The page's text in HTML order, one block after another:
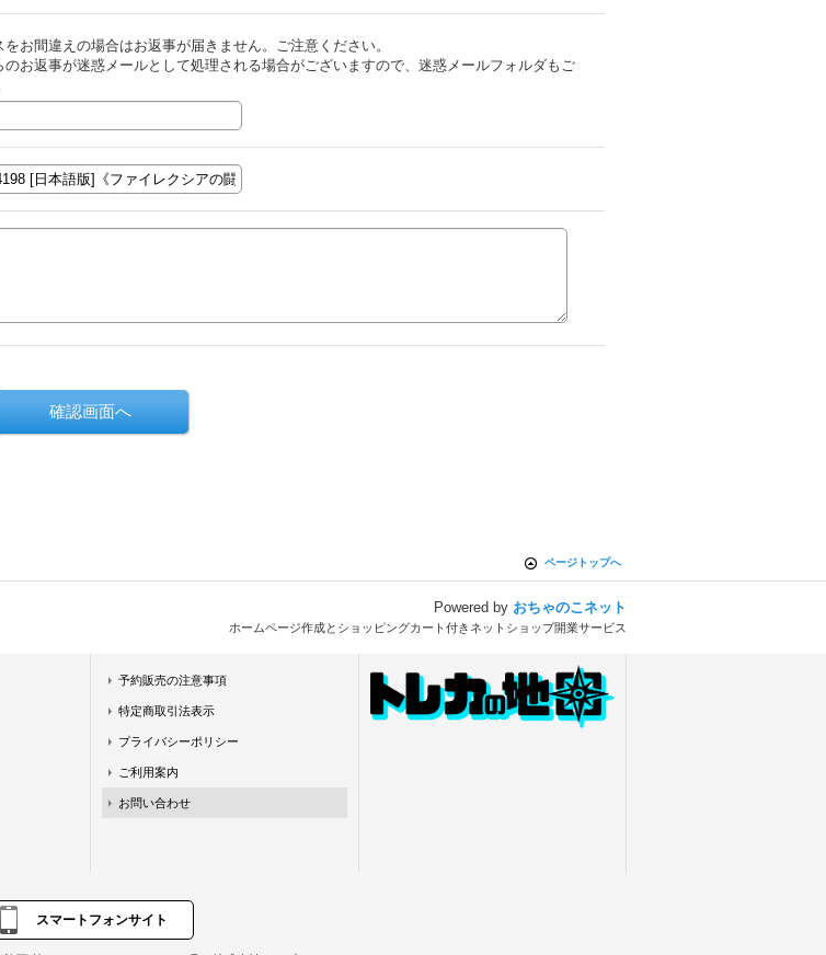
をお間違えの場合はお返事が届きません。ご注意ください。
のお返事が迷惑メールとして処理される場合がございますので、迷惑メールフォルダもご
ページトップへ
Powered by おちゃのこネット
ホームページ作成とショッピングカート付きネットショップ開業サービス
予約販売の注意事項
特定商取引法表示
プライバシーポリシー
ご利用案内
お問い合わせ
スマートフォンサイト